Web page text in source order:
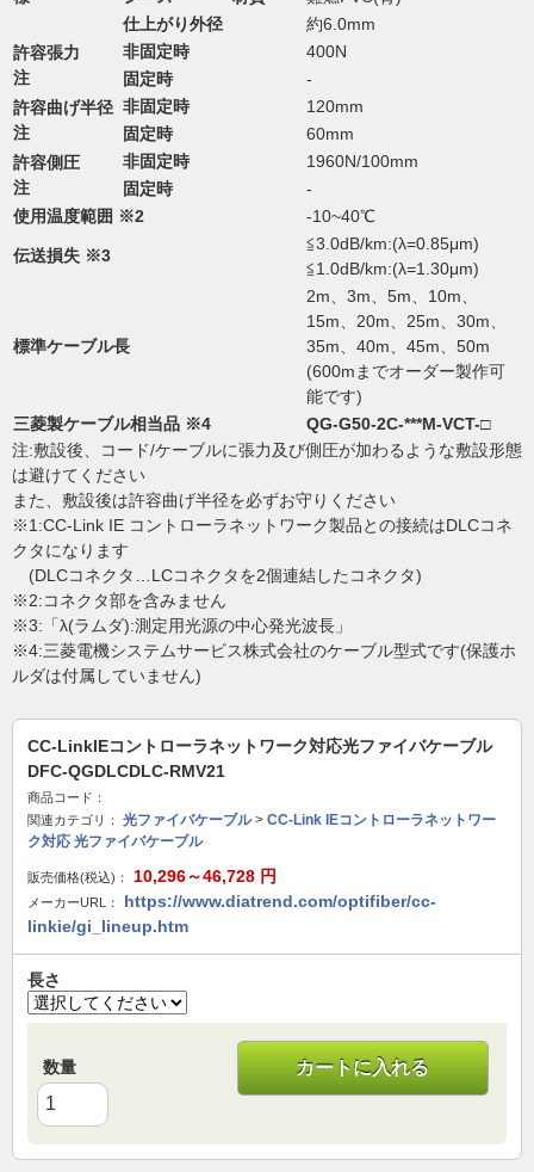
仕上がり外径
約6.0mm
許容張力
注
非固定時
400N
固定時
-
許容曲げ半径
注
非固定時
120mm
固定時
60mm
許容側圧
注
非固定時
1960N/100mm
固定時
-
使用温度範囲 ※2
-10~40℃
伝送損失 ※3
≦3.0dB/km:(λ=0.85μm)
≦1.0dB/km:(λ=1.30μm)
標準ケーブル長
2m、3m、5m、10m、
15m、20m、25m、30m、
35m、40m、45m、50m
(600mまでオーダー製作可
能です)
三菱製ケーブル相当品 ※4
QG-G50-2C-***M-VCT-□
注:敷設後、コード/ケーブルに張力及び側圧が加わるような敷設形態
は避けてください
また、敷設後は許容曲げ半径を必ずお守りください
※1:CC-Link IE コントローラネットワーク製品との接続はDLCコネ
クタになります
(DLCコネクタ…LCコネクタを2個連結したコネクタ)
※2:コネクタ部を含みません
※3:「λ(ラムダ):測定用光源の中心発光波長」
※4:三菱電機システムサービス株式会社のケーブル型式です(保護ホ
ルダは付属していません)
CC-LinkIEコントローラネットワーク対応光ファイバケーブル
DFC-QGDLCDLC-RMV21
商品コード：
関連カテゴリ：
光ファイバケーブル> CC-Link IEコントローラネットワー
ク対応 光ファイバケーブル
販売価格(税込)： 10,296～46,728 円
メーカーURL：
https://www.diatrend.com/optifiber/cc-
linkie/gi_lineup.htm
長さ
数量 カートに入れる